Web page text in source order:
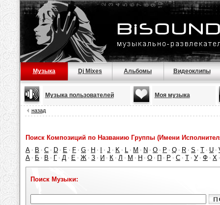
Музыка Dj Mixes Альбомы Видеоклипы
Музыка пользователей Моя музыка
назад
Поиск Композиций по Названию Группы (Имени
A · B · C · D · E · F · G · H · · J · K · L · M · N · O · P · Q · R · S · T · U ·
А · Б · В · Г · Д · Е · Ж · З · И · К · Л · М · Н · О · П · Р · С · Т · У · Ф · Х
Поиск Музыки: